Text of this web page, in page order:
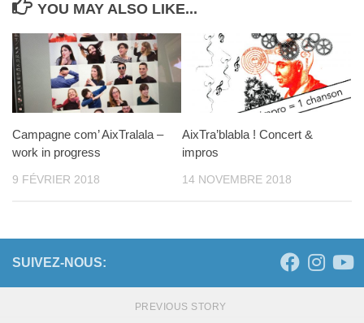
YOU MAY ALSO LIKE...
Campagne com’ AixTralala –
work in progress
9 FÉVRIER 2018
AixTra’blabla ! Concert &
impros
14 NOVEMBRE 2018
SUIVEZ-NOUS:
PREVIOUS STORY